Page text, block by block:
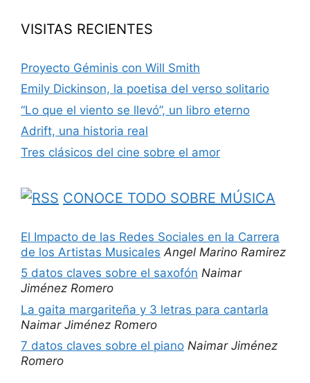
VISITAS RECIENTES
Proyecto Géminis con Will Smith
Emily Dickinson, la poetisa del verso solitario
“Lo que el viento se llevó”, un libro eterno
Adrift, una historia real
Tres clásicos del cine sobre el amor
CONOCE TODO SOBRE MÚSICA
El Impacto de las Redes Sociales en la Carrera
de los Artistas Musicales Angel Marino Ramirez
5 datos claves sobre el saxofón Naimar
Jiménez Romero
La gaita margariteña y 3 letras para cantarla
Naimar Jiménez Romero
7 datos claves sobre el piano Naimar Jiménez
Romero